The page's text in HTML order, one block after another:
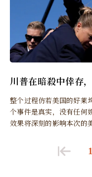
川普在暗殺中倖存
整个过程仿若美国的好莱
个事件是真实，没有任何
效果将深刻的影响本次的
1